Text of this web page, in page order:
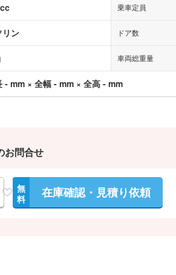
乗車定員
リン ドア数
車両総重量
- mm × 全幅 - mm × 全高 - mm
お問合せ
無
料
在庫確認・見積り依頼